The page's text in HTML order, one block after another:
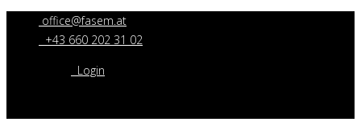
office@fasem.at
+43 660 202 31 02
Login